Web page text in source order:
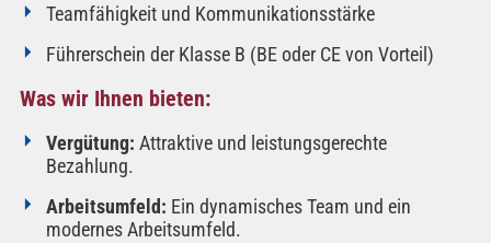
Teamfähigkeit und Kommunikationsstärke
Führerschein der Klasse B (BE oder CE von Vorteil)
Was wir Ihnen bieten:
Vergütung: Attraktive und leistungsgerechte
Bezahlung.​
Arbeitsumfeld: Ein dynamisches Team und ein
modernes Arbeitsumfeld.​